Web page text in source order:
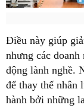
Điều này giúp
nhưng các
động lành nghề.
để thay thế nhân
hành bởi những